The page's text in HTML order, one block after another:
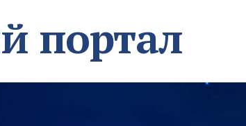
портал